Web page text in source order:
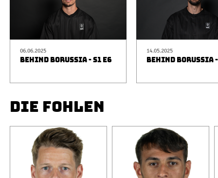
06.06.2025
BEHIND BORUSSIA - S1 E6
14.05.2025
BEHIND BORUSSIA
DIE FOHLEN